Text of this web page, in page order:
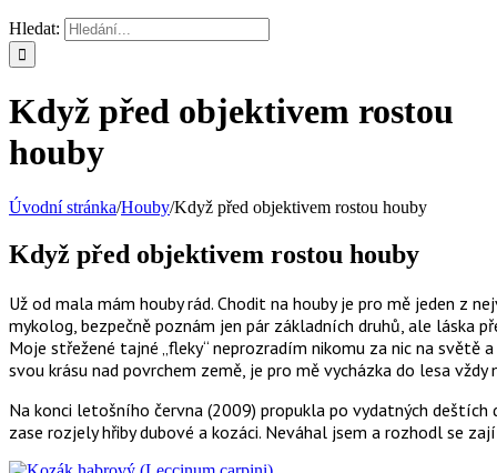
Hledat:
Když před objektivem rostou
houby
Úvodní stránka/Houby/Když před objektivem rostou houby
Když před objektivem rostou houby
Už od mala mám houby rád. Chodit na houby je pro mě jeden z
mykolog, bezpečně poznám jen pár základních druhů, ale láska
Moje střežené tajné „fleky“ neprozradím nikomu za nic na světě
svou krásu nad povrchem země, je pro mě vycházka do lesa
Na konci letošního června (2009) propukla po vydatných
zase rozjely hřiby dubové a kozáci. Neváhal jsem a rozhodl se